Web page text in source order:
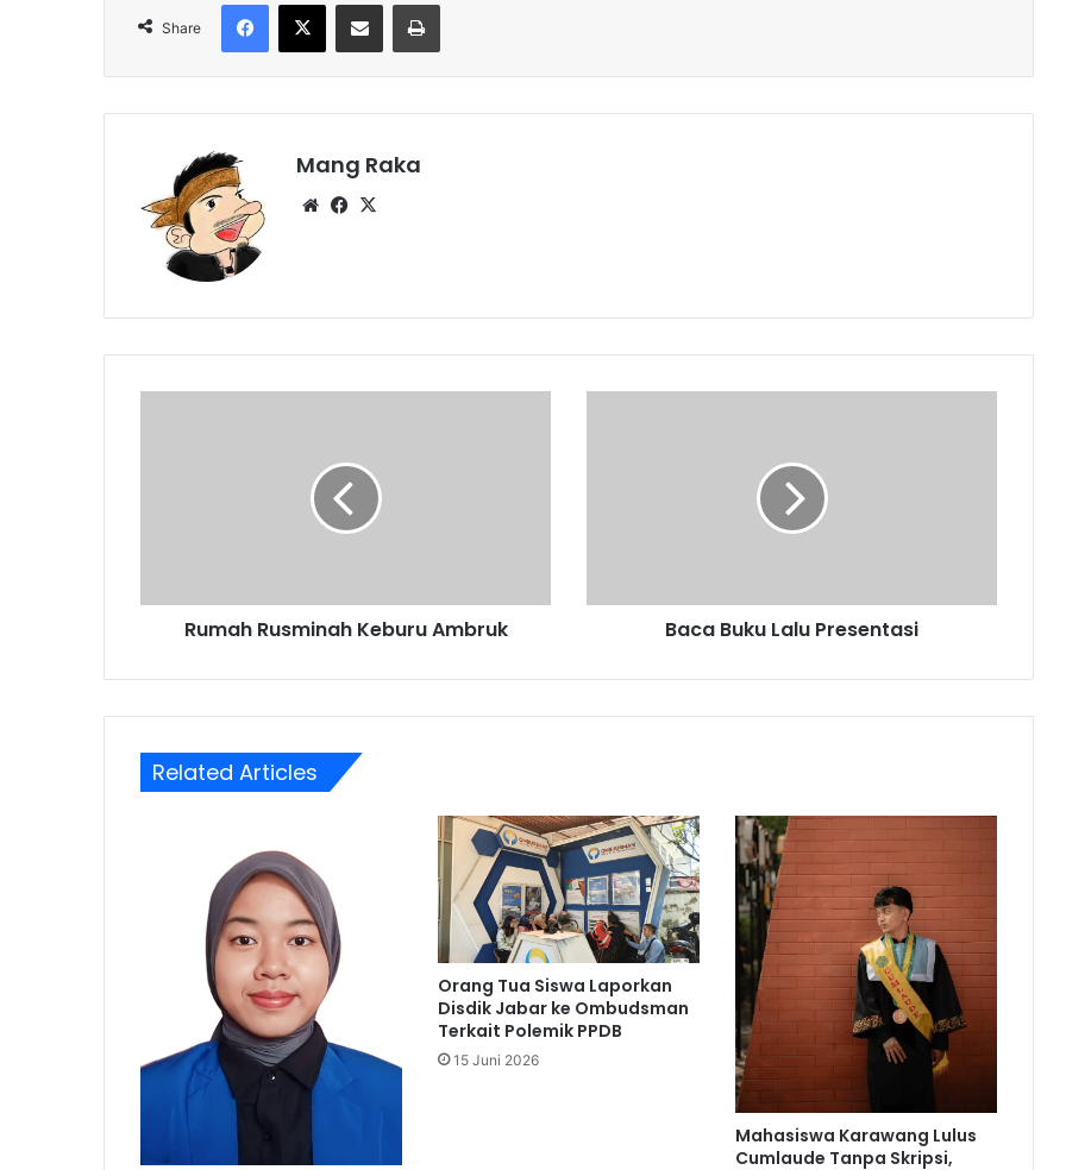
Share
Mang Raka
WebsiteFacebook
Rumah Rusminah Keburu Ambruk Baca Buku Lalu Presentasi
Related Articles
Orang Tua Siswa Laporkan
Disdik Jabar ke Ombudsman
Terkait Polemik PPDB
15 Juni 2026
Mahasiswa Karawang Lulus
Cumlaude Tanpa Skripsi,